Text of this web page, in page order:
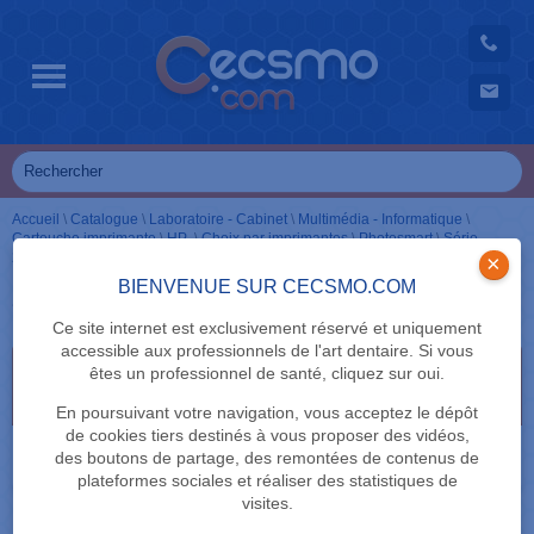
BIENVENUE SUR CECSMO.COM
Ce site internet est exclusivement réservé et uniquement
accessible aux professionnels de l'art dentaire. Si vous
êtes un professionnel de santé, cliquez sur oui.
En poursuivant votre navigation, vous acceptez le dépôt
de cookies tiers destinés à vous proposer des vidéos,
des boutons de partage, des remontées de contenus de
plateformes sociales et réaliser des statistiques de
visites.
×
Accueil \ Catalogue \ Laboratoire - Cabinet \ Multimédia - Informatique \
Cartouche imprimante\HP\Choix par imprimantes\Photosmart\Série
2000
Sélectionnez vos critères de recherche en cliquant